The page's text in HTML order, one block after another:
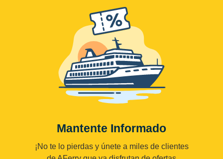
Mantente Informado
¡No te lo pierdas y únete a miles de clientes